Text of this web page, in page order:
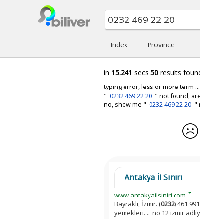
Index Province
in 15.241 secs 50 results
typing error, less or more term ...
" 0232 469 22 20 " not found,
no, show me " 0232 469 22 20 "
Antakya İl Sınırı
www.antakyailsiniri.com
Bayraklı, İzmir. (0232) 461
yemekleri. ... no 12 izmir